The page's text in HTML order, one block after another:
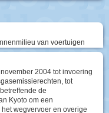
van voertuigen
2004 tot invoering
tot
de
Kyoto om een
wegvervoer en overige